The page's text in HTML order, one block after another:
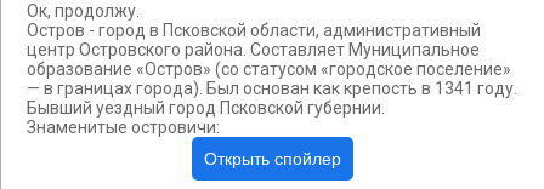
Ок, продолжу.
Остров - город в Псковской области, административный
центр Островского района. Составляет Муниципальное
образование «Остров» (со статусом «городское поселение»
— в границах города). Был основан как крепость в 1341 году.
Бывший уездный город Псковской губернии.
Знаменитые островичи: